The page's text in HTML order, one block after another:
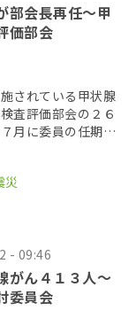
部会長再任〜甲
価部会
されている甲状腺
査評価部会の２６
月に委員の任期を
、鈴木元保内 […]
災
- 09:46
がん４１３人〜
委員会